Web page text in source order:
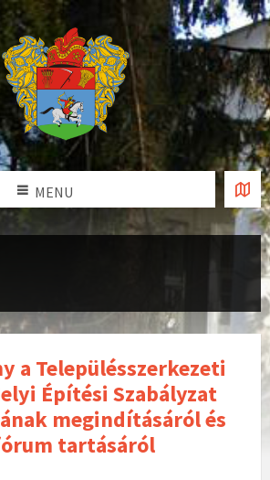
MENU
a Településszerkezeti
Építési Szabályzat
megindításáról és
tartásáról